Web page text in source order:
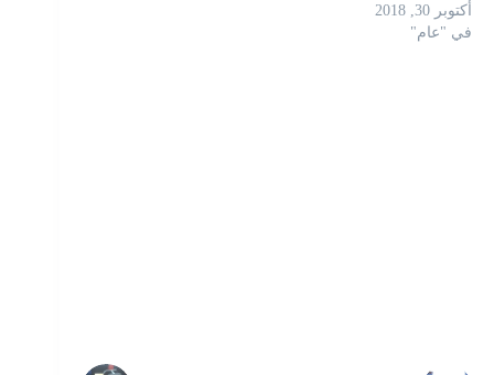
أكتوبر 30, 2018
في "عام"